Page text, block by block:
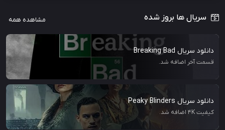
سریال ها بروز شده مشاهده همه
دانلود سریال Breaking Bad
قسمت آخر اضافه شد.
دانلود سریال Peaky Blinders
کیفیت 4K اضافه شد.